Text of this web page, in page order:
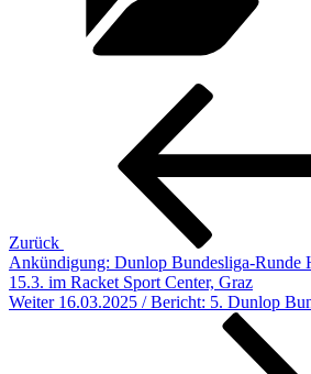
Beitragsnavigation
Zurück
Ankündigung: Dunlop Bundesliga-Runde
15.3. im Racket Sport Center, Graz
Nächster
Weiter 16.03.2025 / Bericht: 5. Dunlop